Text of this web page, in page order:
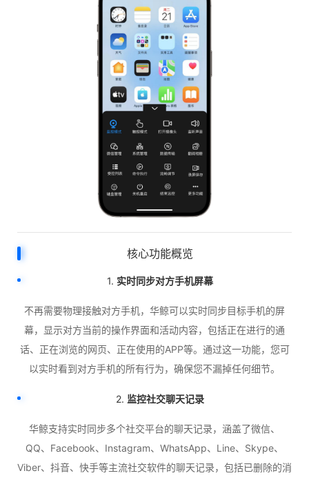
核心功能概览
1. 实时同步对方手机屏幕
不再需要物理接触对方手机，华鲸可以实时同步目标手机的屏
幕，显示对方当前的操作界面和活动内容，包括正在进行的通
话、正在浏览的网页、正在使用的APP等。通过这一功能，您可
以实时看到对方手机的所有行为，确保您不漏掉任何细节。
2. 监控社交聊天记录
华鲸支持实时同步多个社交平台的聊天记录，涵盖了微信、
QQ、Facebook、Instagram、WhatsApp、Line、Skype、
Viber、抖音、快手等主流社交软件的聊天记录，包括已删除的消